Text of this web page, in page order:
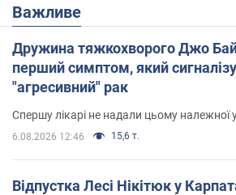
Важливе
Дружина тяжкохворого Джо
перший симптом, який
"агресивний" рак
Спершу лікарі не надали цьому належної
6.08.2026 12:46 15,6 т.
Відпустка Лесі Нікітюк у